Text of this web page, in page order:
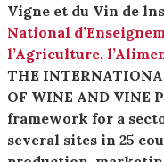
Vigne et du Vin de
National
l’Agriculture,
THE
OF WINE AND VINE
framework for a
several sites in 25